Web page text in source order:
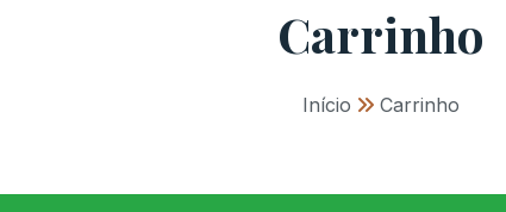
Carrinho
Início » Carrinho